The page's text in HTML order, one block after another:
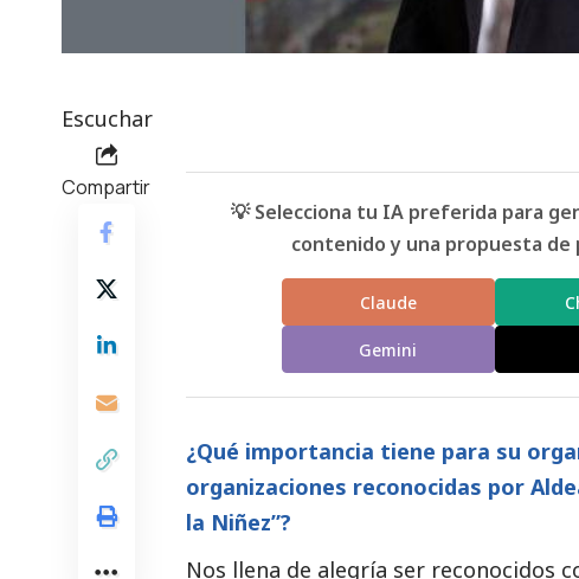
Escuchar
Compartir
💡 Selecciona tu IA preferida para
contenido y una propuesta de
Claude
Gemini
¿Qué importancia tiene para su
organizaciones reconocidas por
la Niñez”?
Nos llena de alegría ser reconocidos